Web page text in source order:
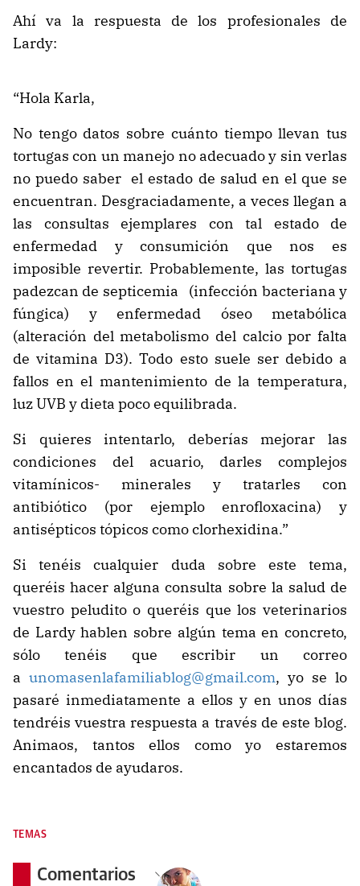
Ahí va la respuesta de los profesionales de
Lardy:
“Hola Karla,
No tengo datos sobre cuánto tiempo llevan tus
tortugas con un manejo no adecuado y sin verlas
no puedo saber el estado de salud en el que se
encuentran. Desgraciadamente, a veces llegan a
las consultas ejemplares con tal estado de
enfermedad y consumición que nos es
imposible revertir. Probablemente, las tortugas
padezcan de septicemia (infección bacteriana y
fúngica) y enfermedad óseo metabólica
(alteración del metabolismo del calcio por falta
de vitamina D3). Todo esto suele ser debido a
fallos en el mantenimiento de la temperatura,
luz UVB y dieta poco equilibrada.
Si quieres intentarlo, deberías mejorar las
condiciones del acuario, darles complejos
vitamínicos- minerales y tratarles con
antibiótico (por ejemplo enrofloxacina) y
antisépticos tópicos como clorhexidina.”
Si tenéis cualquier duda sobre este tema,
queréis hacer alguna consulta sobre la salud de
vuestro peludito o queréis que los veterinarios
de Lardy hablen sobre algún tema en concreto,
sólo tenéis que escribir un correo
a unomasenlafamiliablog@gmail.com, yo se lo
pasaré inmediatamente a ellos y en unos días
tendréis vuestra respuesta a través de este blog.
Animaos, tantos ellos como yo estaremos
encantados de ayudaros.
TEMAS
Comentarios